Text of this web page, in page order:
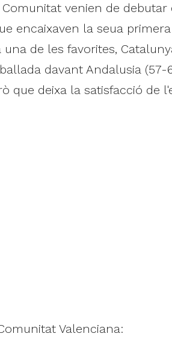
venien de
encaixaven la seua
de les favorites,
davant Andalusia
que deixa la satisfacció de
Valenciana: